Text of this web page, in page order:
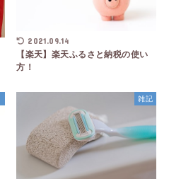
2021.09.14
【楽天】楽天ふるさと納税の使い
方！
雑記